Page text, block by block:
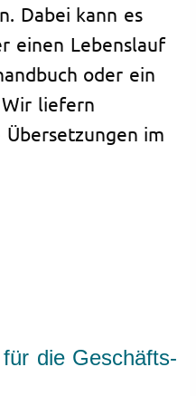
Dabei kann es
einen Lebenslauf
oder ein
Wir liefern
im
für die Geschäfts­